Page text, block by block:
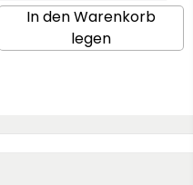
In den Warenkorb
legen